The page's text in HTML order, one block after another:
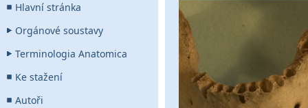
Hlavní stránka
Orgánové soustavy
Terminologia Anatomica
Ke stažení
Autoři